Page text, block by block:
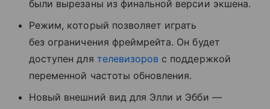
были вырезаны из финальной версии экшена.
Режим, который позволяет играть
без ограничения фреймрейта. Он будет
доступен для телевизоров с поддержкой
переменной частоты обновления.
Новый внешний вид для Элли и Эбби —